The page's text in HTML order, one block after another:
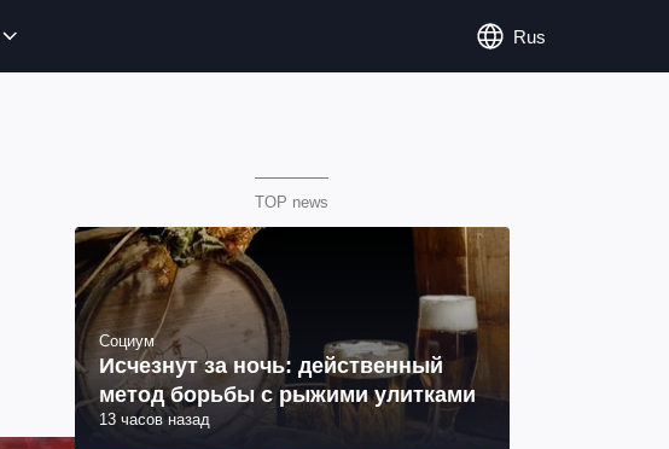
Rus
TOP news
Социум
Исчезнут за ночь: действенный
метод борьбы с рыжими улитками
13 часов назад